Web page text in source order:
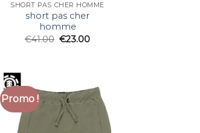
SHORT PAS CHER HOMME
short pas cher
homme
€41.00 €23.00
Promo !